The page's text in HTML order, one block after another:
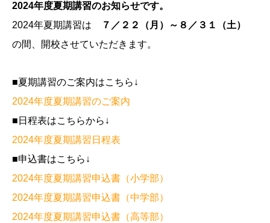
2024年度夏期講習のお知らせです。
2024年夏期講習は
７／２２（月）～８／３１（土）
の間、開校させていただきます。
■夏期講習のご案内はこちら↓
2024年度夏期講習のご案内
■日程表はこちらから↓
2024年度夏期講習日程表
■申込書はこちら↓
2024年度夏期講習申込書（小学部）
2024年度夏期講習申込書（中学部）
2024年度夏期講習申込書（高等部）